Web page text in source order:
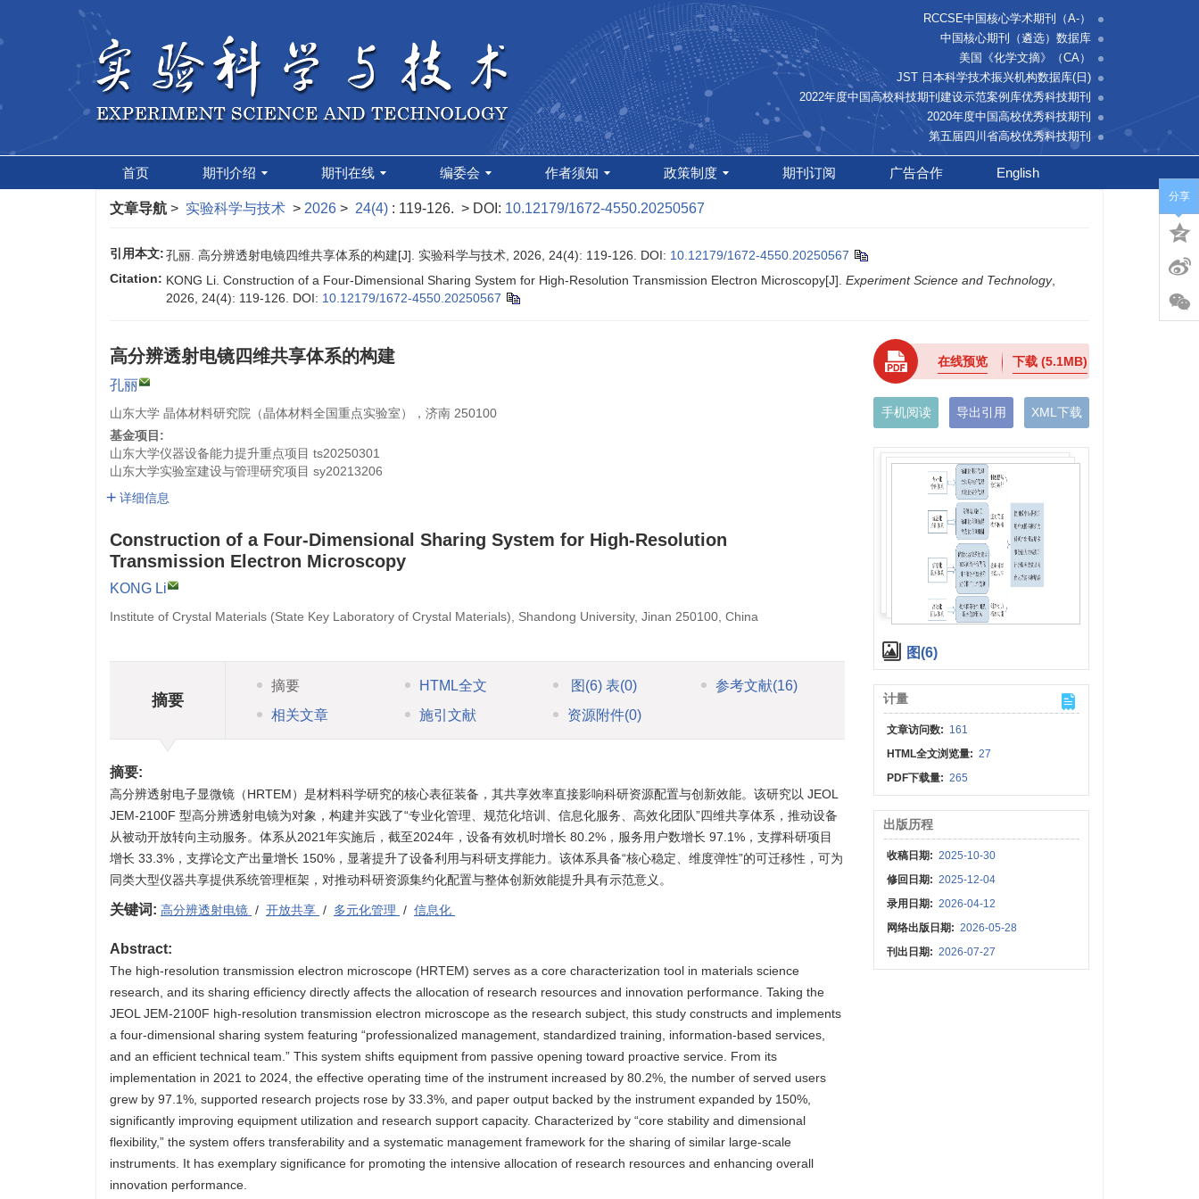
RCCSE中国核心学术期刊（A-）
中国核心期刊（遴选）数据库
美国《化学文摘》（CA）
JST 日本科学技术振兴机构数据库(日)
2022年度中国高校科技期刊建设示范案例库优秀科技期刊
2020年度中国高校优秀科技期刊
第五届四川省高校优秀科技期刊
首页 期刊介绍 期刊在线 编委会 作者须知 政策制度 期刊订阅 广告合作 English
文章导航 > 实验科学与技术 > 2026 > 24(4) : 119-126. > DOI: 10.12179/1672-4550.20250567
引用本文:孔丽. 高分辨透射电镜四维共享体系的构建[J]. 实验科学与技术, 2026, 24(4): 119-126. DOI: 10.12179/1672-4550.20250567
Citation: KONG Li. Construction of a Four-Dimensional Sharing System for High-Resolution Transmission Electron Microscopy[J]. Experiment Science and Technology,
2026, 24(4): 119-126. DOI: 10.12179/1672-4550.20250567
高分辨透射电镜四维共享体系的构建
孔丽
山东大学 晶体材料研究院（晶体材料全国重点实验室），济南 250100
基金项目:
山东大学仪器设备能力提升重点项目 ts20250301
山东大学实验室建设与管理研究项目 sy20213206
详细信息
Construction of a Four-Dimensional Sharing System for High-Resolution
Transmission Electron Microscopy
KONG Li
Institute of Crystal Materials (State Key Laboratory of Crystal Materials), Shandong University, Jinan 250100, China
摘要
摘要 HTML全文 图 (6)表(0) 参考文献(16)
相关文章
施引文献 资源附件(0)
摘要:
高分辨透射电子显微镜（HRTEM）是材料科学研究的核心表征装备，其共享效率直接影响科研资源配置与创新效能。该研究以 JEOL
JEM-2100F 型高分辨透射电镜为对象，构建并实践了“专业化管理、规范化培训、信息化服务、高效化团队”四维共享体系，推动设备
从被动开放转向主动服务。体系从2021年实施后，截至2024年，设备有效机时增长 80.2%，服务用户数增长 97.1%，支撑科研项目
增长 33.3%，支撑论文产出量增长 150%，显著提升了设备利用与科研支撑能力。该体系具备“核心稳定、维度弹性”的可迁移性，可为
同类大型仪器共享提供系统管理框架，对推动科研资源集约化配置与整体创新效能提升具有示范意义。
关键词: 高分辨透射电镜 / 开放共享 / 多元化管理 / 信息化
Abstract:
The high-resolution transmission electron microscope (HRTEM) serves as a core characterization tool in materials science
research, and its sharing efficiency directly affects the allocation of research resources and innovation performance. Taking the
JEOL JEM-2100F high-resolution transmission electron microscope as the research subject, this study constructs and implements
a four-dimensional sharing system featuring “professionalized management, standardized training, information-based services,
and an efficient technical team.” This system shifts equipment from passive opening toward proactive service. From its
implementation in 2021 to 2024, the effective operating time of the instrument increased by 80.2%, the number of served users
grew by 97.1%, supported research projects rose by 33.3%, and paper output backed by the instrument expanded by 150%,
significantly improving equipment utilization and research support capacity. Characterized by “core stability and dimensional
flexibility,” the system offers transferability and a systematic management framework for the sharing of similar large-scale
instruments. It has exemplary significance for promoting the intensive allocation of research resources and enhancing overall
innovation performance.
在线预览 下载(5.1MB)
手机阅读 导出引用 XML下载
图(6)
计量
文章访问数: 161
HTML全文浏览量: 27
PDF下载量: 265
出版历程
收稿日期: 2025-10-30
修回日期: 2025-12-04
录用日期: 2026-04-12
网络出版日期: 2026-05-28
刊出日期: 2026-07-27
分享